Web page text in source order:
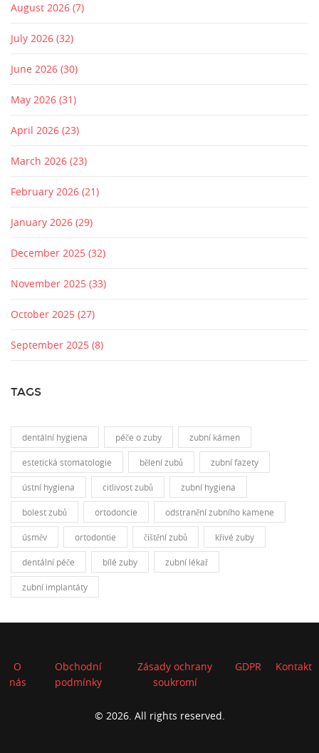
August 2026 (7)
July 2026 (32)
June 2026 (30)
May 2026 (31)
April 2026 (23)
March 2026 (23)
February 2026 (21)
January 2026 (29)
December 2025 (32)
November 2025 (33)
October 2025 (27)
September 2025 (8)
TAGS
dentální hygiena péče o zuby zubní kámen
estetická stomatologie bělení zubů zubní fazety
ústní hygiena citlivost zubů zubní hygiena
bolest zubů ortodoncie odstranění zubního kamene
úsměv ortodontie čištění zubů křivé zuby
dentální péče bílé zuby zubní lékař
zubní implantáty
O
nás
Obchodní
podmínky
Zásady ochrany
soukromí
GDPR Kontakt
© 2026. All rights reserved.